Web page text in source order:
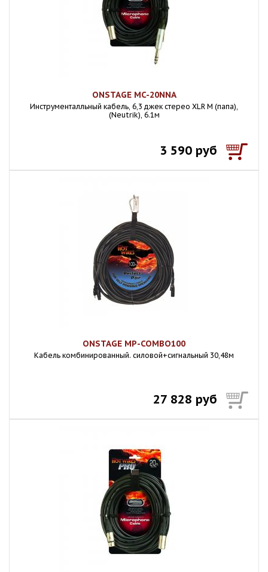
ONSTAGE MC-20NNA
Инструменталльный кабель, 6,3 джек стерео XLR M (папа),
(Neutrik), 6.1м
3 590 руб
ONSTAGE MP-COMBO100
Кабель комбинированный. силовой+сигнальный 30,48м
27 828 руб